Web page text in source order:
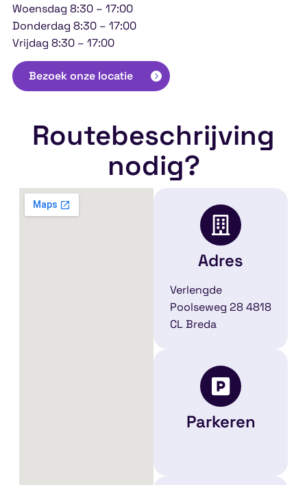
Woensdag 8:30 – 17:00
Donderdag 8:30 – 17:00
Vrijdag 8:30 – 17:00
Bezoek onze locatie
Routebeschrijving
nodig?
Adres
Verlengde
Poolseweg 28 4818
CL Breda
Parkeren